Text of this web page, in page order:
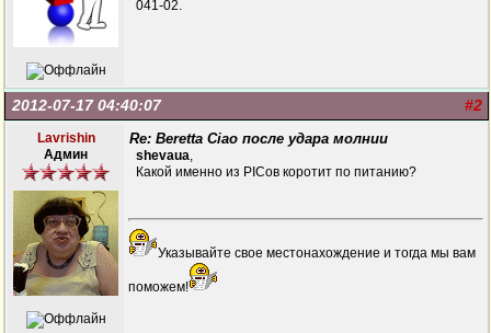
041-02.
#2
2012-07-17 04:40:07
Lavrishin
Админ
Re: Beretta Ciao после удара молнии
shevaua,
Какой именно из PICов коротит по питанию?
Указывайте свое местонахождение и тогда мы вам
поможем!